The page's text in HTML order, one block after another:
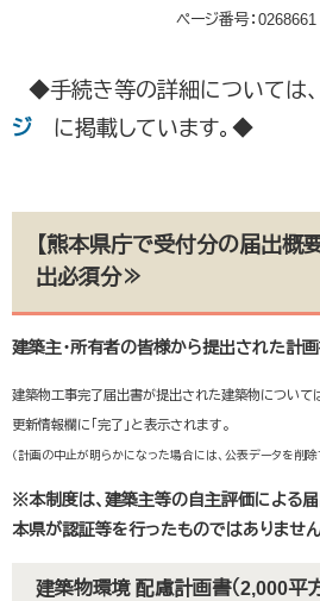
ページ番号：0268661
◆手続き等の詳細については、
ジ に掲載しています。◆
【熊本県庁で受付分の届出概
出必須分≫
建築主・所有者の皆様から提出された計
建築物工事完了届出書が提出された建築物については
更新情報欄に「完了」と表示されます。
（計画の中止が明らかになった場合には、公表データを削除
※本制度は、建築主等の自主評価による届
本県が認証等を行ったものではありません
建築物環境 配慮計画書（2,000平